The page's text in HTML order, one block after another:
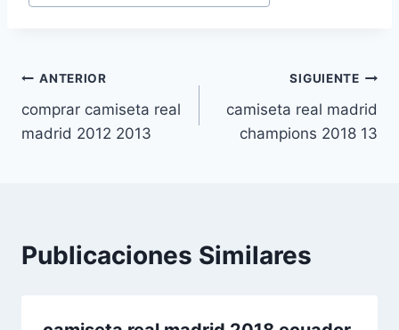
Navegación
de
ANTERIOR
comprar camiseta real
madrid 2012 2013
SIGUIENTE
camiseta real madrid
champions 2018 13
Publicaciones Similares